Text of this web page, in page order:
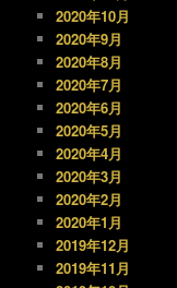
2020年10月
2020年9月
2020年8月
2020年7月
2020年6月
2020年5月
2020年4月
2020年3月
2020年2月
2020年1月
2019年12月
2019年11月